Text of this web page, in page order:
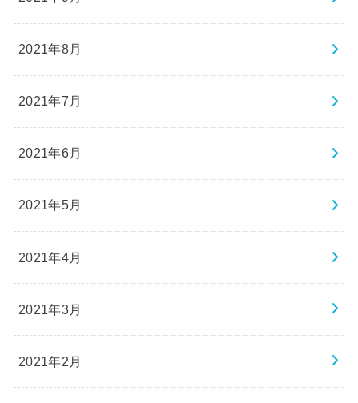
2021年8月
2021年7月
2021年6月
2021年5月
2021年4月
2021年3月
2021年2月